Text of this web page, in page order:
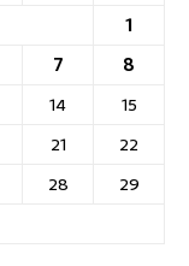
1
7
8
14
15
21
22
28
29